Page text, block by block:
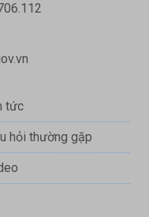
tức
hỏi thường gặp